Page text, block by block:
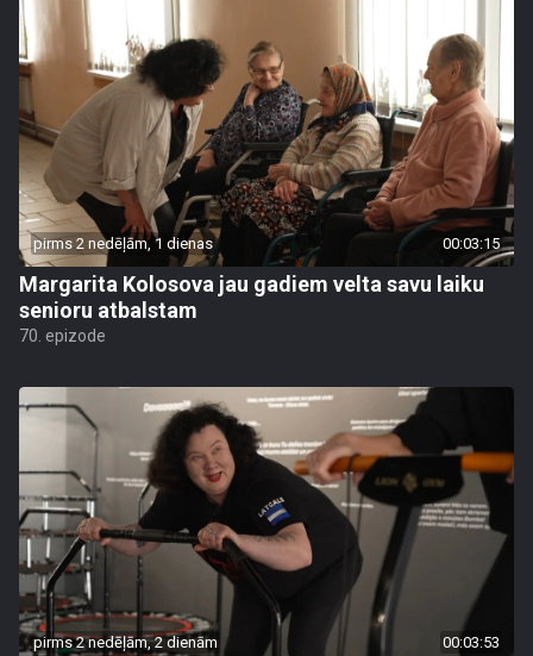
pirms 2 nedēļām, 1 dienas 00:03:15
Margarita Kolosova jau gadiem velta savu laiku
senioru atbalstam
70. epizode
pirms 2 nedēļām, 2 dienām 00:03:53